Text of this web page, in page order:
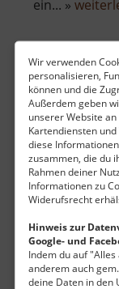
Wir verwenden
personalisieren,
können und die
Außerdem geben
unserer Website
Kartendiensten
diese
zusammen, die du
Rahmen deiner
Informationen zu
Widerufsrecht
Hinweis zur
Google- und
Indem du auf
anderem auch
deine Daten in den
ein... »
Siedlung
31 km vom
Auf etwas
Erzgebirge
(Ladung).